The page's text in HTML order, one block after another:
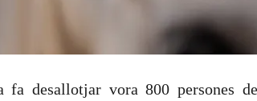
desallotjar vora 800 persones